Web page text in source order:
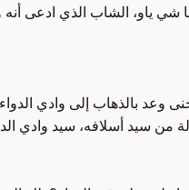
شي ياو، الشاب الذي ادعى أنه
وعد بالذهاب إلى وادي